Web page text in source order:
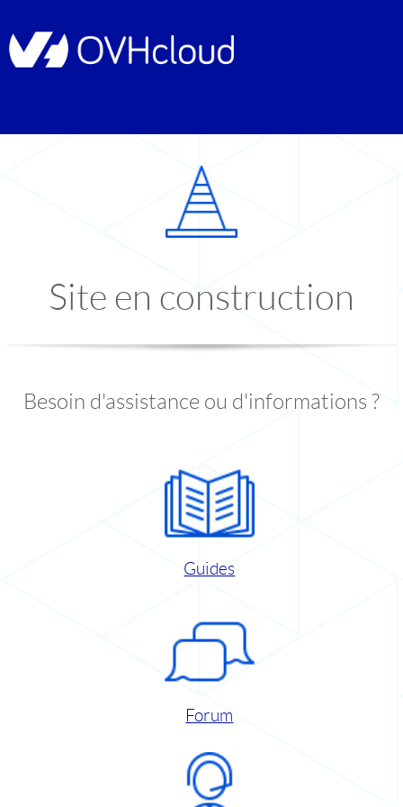
Site en construction
Besoin d'assistance ou d'informations ?
Guides
Forum